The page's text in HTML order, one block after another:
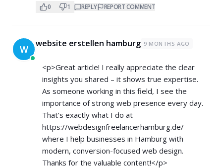
0 1 REPLY REPORT COMMENT
W website erstellen hamburg 9 MONTHS AGO
<p>Great article! I really appreciate the clear
insights you shared – it shows true expertise.
As someone working in this field, I see the
importance of strong web presence every day.
That’s exactly what I do at
https://webdesignfreelancerhamburg.de/
where I help businesses in Hamburg with
modern, conversion-focused web design.
Thanks for the valuable content!</p>